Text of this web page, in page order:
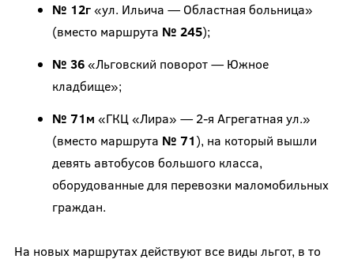
№ 12г«ул. Ильича — Областная больница»
(вместо маршрута № 245);
№ 36«Льговский поворот — Южное
кладбище»;
№ 71м «ГКЦ «Лира» — 2-я Агрегатная ул.»
(вместо маршрута № 71), на который вышли
девять автобусов большого класса,
оборудованные для перевозки маломобильных
граждан.
На новых маршрутах действуют все виды льгот, в то